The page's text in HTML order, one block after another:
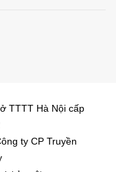
TTTT Hà Nội cấp
ty CP Truyền